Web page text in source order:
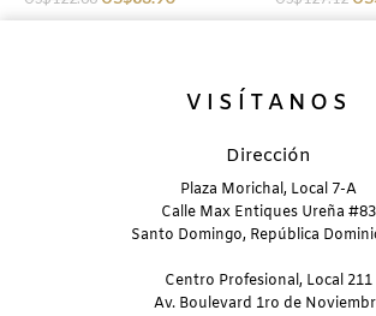
VISÍTANOS
Dirección
Plaza Morichal, Local 7-A
Calle Max Entiques Ureña #83
Santo Domingo, República
Centro Profesional, Local 211
Av. Boulevard 1ro de